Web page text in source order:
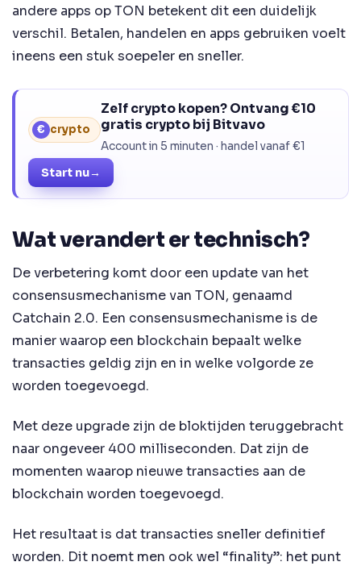
andere apps op TON betekent dit een duidelijk
verschil. Betalen, handelen en apps gebruiken voelt
ineens een stuk soepeler en sneller.
€ crypto
Zelf crypto kopen? Ontvang €10
gratis crypto bij Bitvavo
Account in 5 minuten · handel vanaf €1
Start nu→
Wat verandert er technisch?
De verbetering komt door een update van het
consensusmechanisme van TON, genaamd
Catchain 2.0. Een consensusmechanisme is de
manier waarop een blockchain bepaalt welke
transacties geldig zijn en in welke volgorde ze
worden toegevoegd.
Met deze upgrade zijn de bloktijden teruggebracht
naar ongeveer 400 milliseconden. Dat zijn de
momenten waarop nieuwe transacties aan de
blockchain worden toegevoegd.
Het resultaat is dat transacties sneller definitief
worden. Dit noemt men ook wel “finality”: het punt